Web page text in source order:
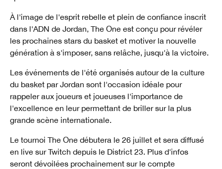
À l'image de l'esprit rebelle et plein de confiance inscrit
dans l'ADN de Jordan, The One est conçu pour révéler
les prochaines stars du basket et motiver la nouvelle
génération à s'imposer, sans relâche, jusqu'à la victoire.
Les événements de l'été organisés autour de la culture
du basket par Jordan sont l'occasion idéale pour
rappeler aux joueurs et joueuses l'importance de
l'excellence en leur permettant de briller sur la plus
grande scène internationale.
Le tournoi The One débutera le 26 juillet et sera diffusé
en live sur Twitch depuis le District 23. Plus d'infos
seront dévoilées prochainement sur le compte